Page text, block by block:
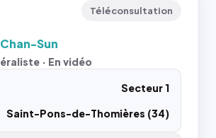
Téléconsultation
Sun
· En vidéo
Secteur 1
Saint-Pons-de-Thomières (34)